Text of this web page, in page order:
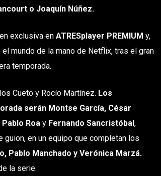
o Joaquín Núñez.
exclusiva en ATRESplayer PREMIUM y,
mundo de la mano de Netflix, tras el gran
temporada.
Cueto y Rocío Martínez. Los
serán Montse García, César
Pablo Roa y Fernando Sancristóbal,
en un equipo que completan los
Pablo Manchado y Verónica Marzá.
la serie.